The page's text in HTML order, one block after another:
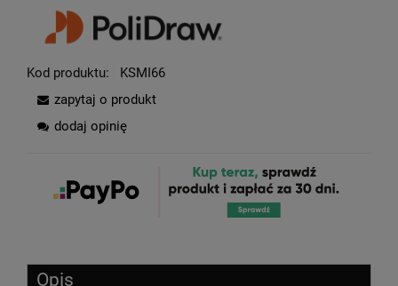
Kod produktu:
KSMI66
zapytaj o produkt
dodaj opinię
Opis